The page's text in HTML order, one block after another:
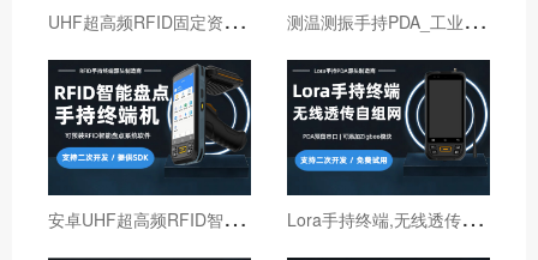
U
HF超高频RFID固定资产管理手持终端机 测
温测振手持PDA_工业巡检手持终端机_红外线测温PDA
安
卓UHF超高频RFID智能盘点手持终端设备 L
ora手持终端,无线透传自组网pda,高性能Lora智能巡检机